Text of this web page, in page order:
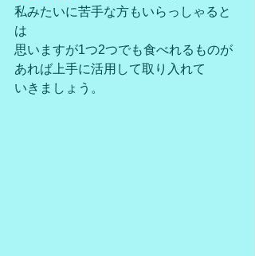
私みたいに苦手な方もいらっしゃると
は
思いますが1つ2つでも食べれるものが
あれば上手に活用して取り入れて
いきましょう。